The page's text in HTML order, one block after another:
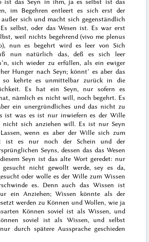
ist das Seyn in ihm, ja es selbst ist das
im Begehren entleert es sich erst der
außer sich und macht sich gegenständlich
selbst, oder das Wesen ist. Es war erst
, weil nichts begehrend (vivo me plenus
), nun es begehrt wird es leer von Sich
nun natürlich das, deß es sich leer
sich wieder zu erfüllen, als ein ewiger
Hunger nach Seyn; könnt’ es aber das
so kehrte es unmittelbar zurück in die
Es hat ein Seyn, nur sofern es
nämlich es nicht will, noch begehrt. Es
ein unergründliches und das nicht zu
ist was es ist nur inwiefern es der Wille
nicht sich anziehen will. Es ist nur Seyn
wenn es aber der Wille sich zum
ist es nur noch der Schein und der
Seyns, dessen das das Wesen
Seyn ist das alte Wort geredet: nur
nicht gewollt werde, sey es da,
oder wolle es der Wille zum Wissen
es. Denn auch das Wissen ist
ein Anziehen;Wissen könnte als der
werden zu Können und Wollen, wie ja
Können soviel ist als Wissen, und
soviel ist als Wissen, und selbst
durch spätere Aussprache geschieden